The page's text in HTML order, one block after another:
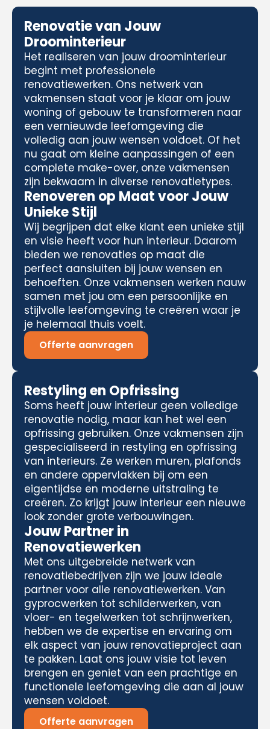
Renovatie van Jouw
Droominterieur
Het realiseren van jouw droominterieur
begint met professionele
renovatiewerken. Ons netwerk van
vakmensen staat voor je klaar om jouw
woning of gebouw te transformeren naar
een vernieuwde leefomgeving die
volledig aan jouw wensen voldoet. Of het
nu gaat om kleine aanpassingen of een
complete make-over, onze vakmensen
zijn bekwaam in diverse renovatietypes.
Renoveren op Maat voor Jouw
Unieke Stijl
Wij begrijpen dat elke klant een unieke stijl
en visie heeft voor hun interieur. Daarom
bieden we renovaties op maat die
perfect aansluiten bij jouw wensen en
behoeften. Onze vakmensen werken nauw
samen met jou om een persoonlijke en
stijlvolle leefomgeving te creëren waar je
je helemaal thuis voelt.
Offerte aanvragen
Restyling en Opfrissing
Soms heeft jouw interieur geen volledige
renovatie nodig, maar kan het wel een
opfrissing gebruiken. Onze vakmensen zijn
gespecialiseerd in restyling en opfrissing
van interieurs. Ze werken muren, plafonds
en andere oppervlakken bij om een
eigentijdse en moderne uitstraling te
creëren. Zo krijgt jouw interieur een nieuwe
look zonder grote verbouwingen.
Jouw Partner in
Renovatiewerken
Met ons uitgebreide netwerk van
renovatiebedrijven zijn we jouw ideale
partner voor alle renovatiewerken. Van
gyprocwerken tot schilderwerken, van
vloer- en tegelwerken tot schrijnwerken,
hebben we de expertise en ervaring om
elk aspect van jouw renovatieproject aan
te pakken. Laat ons jouw visie tot leven
brengen en geniet van een prachtige en
functionele leefomgeving die aan al jouw
wensen voldoet.
Offerte aanvragen